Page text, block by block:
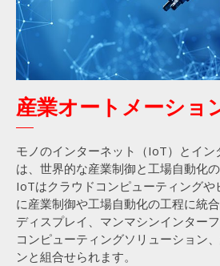
産業オートメーショ
モノのインターネット（IoT）とイ
は、世界的な産業制御と工場自動化
IoTはクラウドコンピューティング
に産業制御や工場自動化の工程に統
ディスプレイ、マンマシンインター
コンピューティングソリューション
ンと組合せられます。